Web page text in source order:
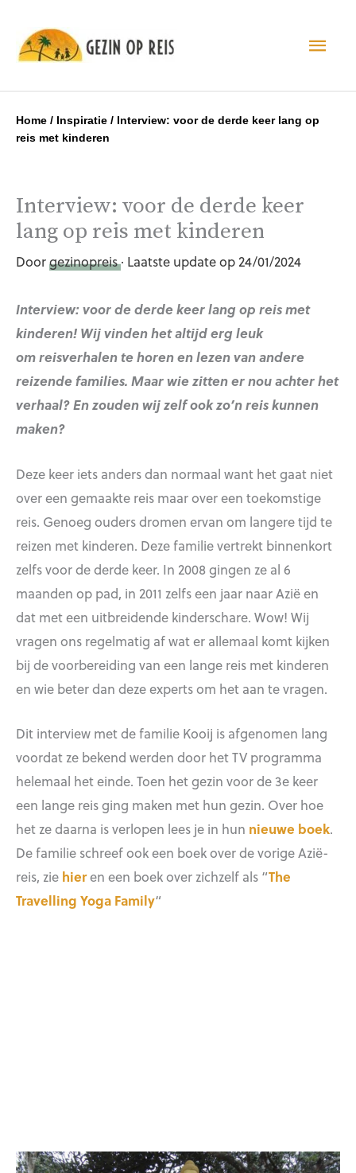
Home / Inspiratie / Interview: voor de derde keer lang op
reis met kinderen
Interview: voor de derde keer
lang op reis met kinderen
Doorgezinopreis· Laatste update op 24/01/2024
Interview: voor de derde keer lang op reis met
kinderen! Wij vinden het altijd erg leuk
om reisverhalen te horen en lezen van andere
reizende families. Maar wie zitten er nou achter het
verhaal? En zouden wij zelf ook zo’n reis kunnen
maken?
Deze keer iets anders dan normaal want het gaat niet
over een gemaakte reis maar over een toekomstige
reis. Genoeg ouders dromen ervan om langere tijd te
reizen met kinderen. Deze familie vertrekt binnenkort
zelfs voor de derde keer. In 2008 gingen ze al 6
maanden op pad, in 2011 zelfs een jaar naar Azië en
dat met een uitbreidende kinderschare. Wow! Wij
vragen ons regelmatig af wat er allemaal komt kijken
bij de voorbereiding van een lange reis met kinderen
en wie beter dan deze experts om het aan te vragen.
Dit interview met de familie Kooij is afgenomen lang
voordat ze bekend werden door het TV programma
helemaal het einde. Toen het gezin voor de 3e keer
een lange reis ging maken met hun gezin. Over hoe
het ze daarna is verlopen lees je in hun nieuwe boek.
De familie schreef ook een boek over de vorige Azië-
reis, zie hieren een boek over zichzelf als “The
Travelling Yoga Family“